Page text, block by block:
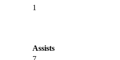
1
Assists